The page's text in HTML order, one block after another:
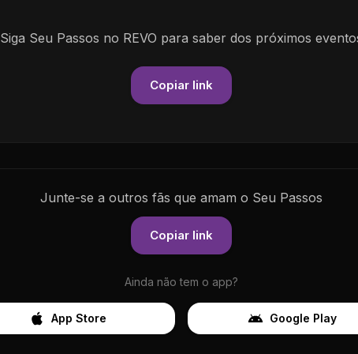
Siga Seu Passos no REVO para saber dos próximos
Copiar link
Junte-se a outros fãs que amam o Seu Passos
Copiar link
Ainda não tem o app?
App Store Google Play